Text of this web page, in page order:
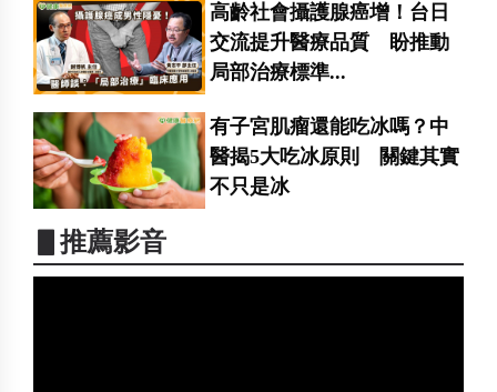
高齡社會攝護腺癌增！台日
交流提升醫療品質 盼推動
局部治療標準...
有子宮肌瘤還能吃冰嗎？中
醫揭5大吃冰原則 關鍵其實
不只是冰
▋推薦影音